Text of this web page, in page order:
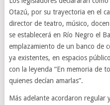
Otazú, por su trayectoria en el
director de teatro, músico,
se establecerá en Río Negro el
emplazamiento de un banco de
ya existentes, en espacios
con la leyenda “En memoria de
quienes decían amarlas”.
Más adelante acordaron regular